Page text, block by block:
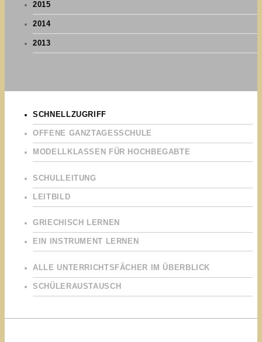
2015
2014
2013
SCHNELLZUGRIFF
OFFENE GANZTAGESSCHULE
MODELLKLASSEN FÜR HOCHBEGABTE
SCHULLEITUNG
LEITBILD
GRIECHISCH LERNEN
EIN INSTRUMENT LERNEN
ALLE UNTERRICHTSFÄCHER IM ÜBERBLICK
SCHÜLERAUSTAUSCH